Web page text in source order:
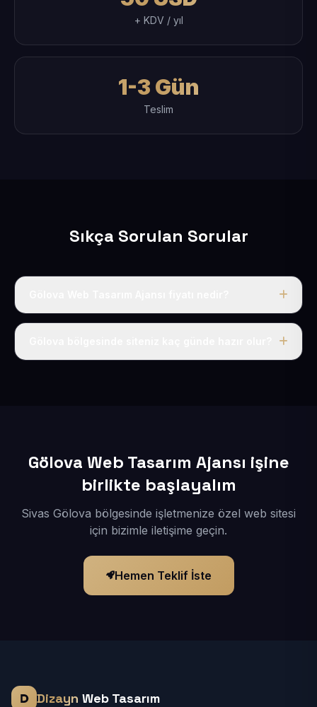
+ KDV / yıl
1-3 Gün
Teslim
Sıkça Sorulan Sorular
Tek fiyat uygulanır: yıllık 50 USD + KDV. Bu bedele alan
Gölova Web Tasarım Ajansı işine
birlikte başlayalım
Sivas Gölova bölgesinde işletmenize özel web sitesi
için bizimle iletişime geçin.
Hemen Teklif İste
Dizayn Web Tasarım